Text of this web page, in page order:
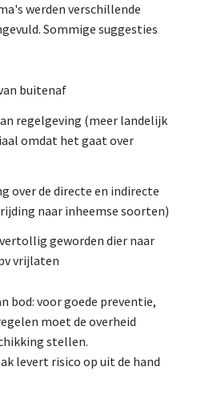
werden verschillende
Sommige suggesties
buitenaf
regelgeving (meer landelijk
omdat het gaat over
over de directe en indirecte
naar inheemse soorten)
geworden dier naar
vrijlaten
bod: voor goede preventie,
moet de overheid
stellen.
levert risico op uit de hand